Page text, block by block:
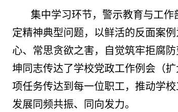
集中学习环节，警示教育与工
定精神典型问题，以鲜活的反面案
心、常思贪欲之害，自觉筑牢拒腐
坤同志传达了学校党政工作例会（
项任务传达到每一位职工，推动学
发展同频共振、同向发力。